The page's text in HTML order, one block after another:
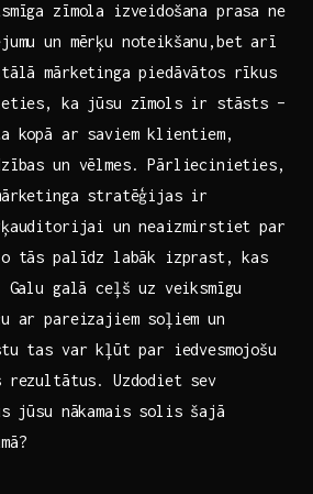
zīmola izveidošana prasa ne
un mērķu noteikšanu,bet arī
mārketinga piedāvātos rīkus
ka jūsu zīmols ir‌ stāsts –
kopā ar saviem klientiem,
un vēlmes. ​ Pārliecinieties,
stratēģijas ir
un neaizmirstiet par
tās palīdz labāk izprast, kas
Galu galā ceļš uz veiksmīgu
pareizajiem soļiem un
tas var kļūt par iedvesmojošu
Uzdodiet sev
jūsu nākamais solis šajā